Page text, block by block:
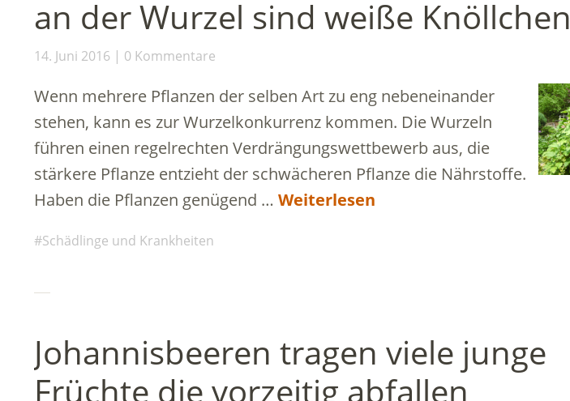
an der Wurzel sind weiße Knöllchen
14. Juni 2016 0 Kommentare
Wenn mehrere Pflanzen der selben Art zu eng nebeneinander
stehen, kann es zur Wurzelkonkurrenz kommen. Die Wurzeln
führen einen regelrechten Verdrängungswettbewerb aus, die
stärkere Pflanze entzieht der schwächeren Pflanze die Nährstoffe.
Haben die Pflanzen genügend … Weiterlesen
Schädlinge und Krankheiten
Johannisbeeren tragen viele junge
Früchte die vorzeitig abfallen